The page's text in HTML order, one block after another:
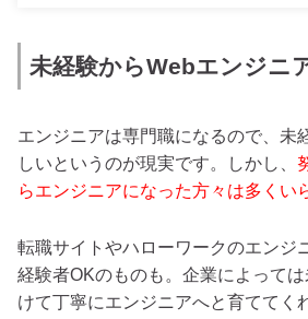
未経験からWebエンジニ
エンジニアは専門職になるので、未
しいというのが現実です。しかし、
らエンジニアになった方々は多くい
転職サイトやハローワークのエンジ
経験者OKのものも。企業によって
けて丁寧にエンジニアへと育ててく